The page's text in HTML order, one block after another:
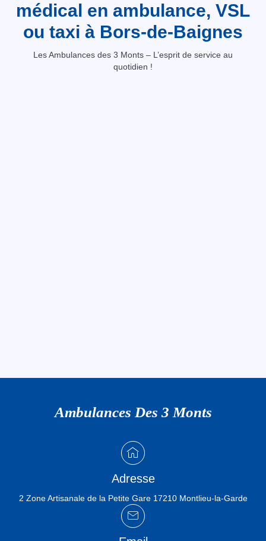
médical en ambulance, VSL
ou taxi à Bors-de-Baignes
Les Ambulances des 3 Monts – L’esprit de service au
quotidien !
Ambulances Des 3 Monts
Adresse
2 Zone Artisanale de la Petite Gare 17210 Montlieu-la-Garde